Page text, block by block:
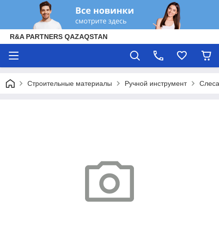
R&A PARTNERS QAZAQSTAN
Строительные материалы Ручной инструмент